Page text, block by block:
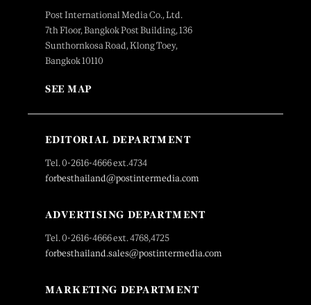
Post International Media Co., Ltd.
7th Floor, Bangkok Post Building, 136
Sunthornkosa Road, Klong Toey,
Bangkok 10110
SEE MAP
EDITORIAL DEPARTMENT
Tel. 0-2616-4666 ext.4734
forbesthailand@postintermedia.com
ADVERTISING DEPARTMENT
Tel. 0-2616-4666 ext. 4768,4725
forbesthailand.sales@postintermedia.com
MARKETING DEPARTMENT